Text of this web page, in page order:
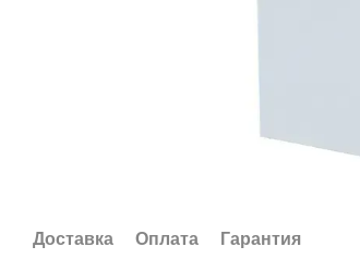
Доставка Оплата Гарантия